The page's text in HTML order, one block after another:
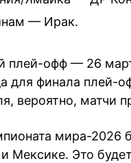
— Ирак.
плей-офф — 26
для финала плей-
вероятно, матчи
мира-2026
Мексике. Это